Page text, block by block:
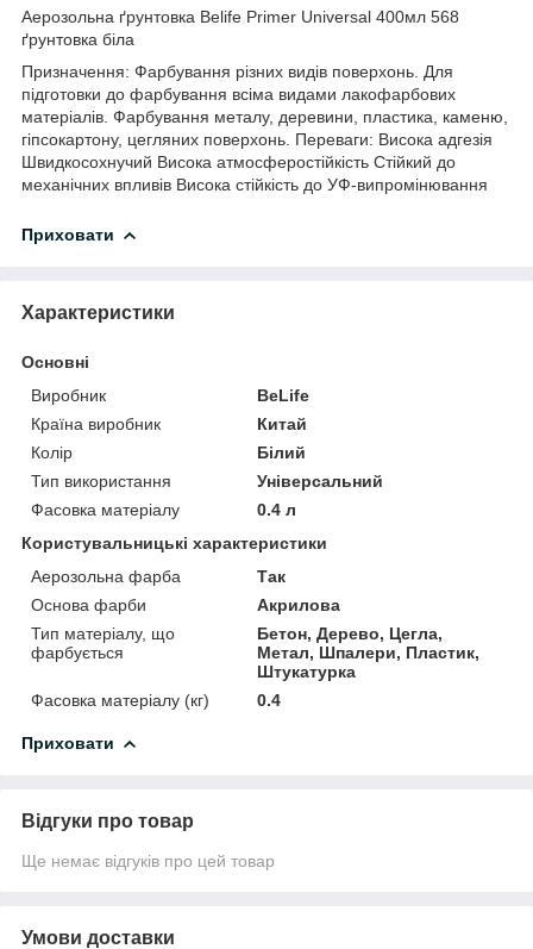
Аерозольна ґрунтовка Belife Primer Universal 400мл 568
ґрунтовка біла
Призначення: Фарбування різних видів поверхонь. Для
підготовки до фарбування всіма видами лакофарбових
матеріалів. Фарбування металу, деревини, пластика, каменю,
гіпсокартону, цегляних поверхонь. Переваги: Висока адгезія
Швидкосохнучий Висока атмосферостійкість Стійкий до
механічних впливів Висока стійкість до УФ-випромінювання
Приховати
Характеристики
Основні
Виробник
BeLife
Країна виробник
Китай
Колір
Білий
Тип використання
Універсальний
Фасовка матеріалу
0.4 л
Користувальницькі характеристики
Аерозольна фарба
Так
Основа фарби
Акрилова
Тип матеріалу, що
фарбується
Бетон, Дерево, Цегла,
Метал, Шпалери, Пластик,
Штукатурка
Фасовка матеріалу (кг)
0.4
Приховати
Відгуки про товар
Ще немає відгуків про цей товар
Умови доставки